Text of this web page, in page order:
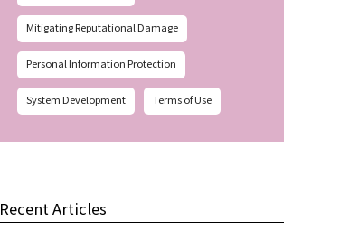
Mitigating Reputational Damage
Personal Information Protection
System Development Terms of Use
Recent Articles